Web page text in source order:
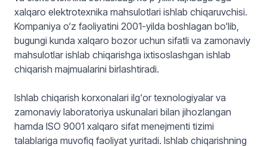
xalqaro elektrotexnika mahsulotlari ishlab chiqaruvchisi.
Kompaniya o‘z faoliyatini 2001-yilda boshlagan bo‘lib,
bugungi kunda xalqaro bozor uchun sifatli va zamonaviy
mahsulotlar ishlab chiqarishga ixtisoslashgan ishlab
chiqarish majmualarini birlashtiradi.
Ishlab chiqarish korxonalari ilg‘or texnologiyalar va
zamonaviy laboratoriya uskunalari bilan jihozlangan
hamda ISO 9001 xalqaro sifat menejmenti tizimi
talablariga muvofiq faoliyat yuritadi. Ishlab chiqarishning